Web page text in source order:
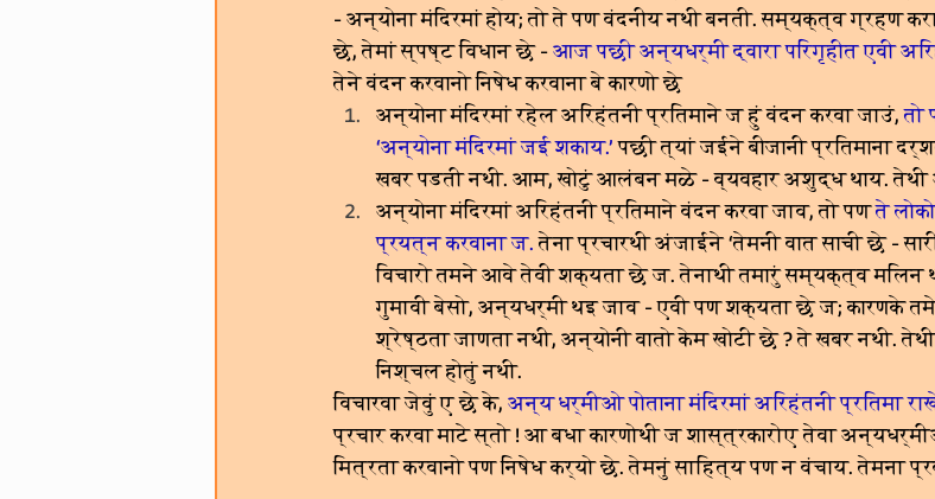
- अन्योना मंदिरमां होय; तो ते पण वंदनीय नथी बनती. सम्यक्त्व ग्रहण
छे, तेमां स्पष्ट विधान छे -आज पछी अन्यधर्मी द्वारा परिगृहीत एवी
तेने वंदन करवानो निषेध करवाना बे कारणो छे
अन्योना मंदिरमां रहेल अरिहंतनी प्रतिमाने ज हुं वंदन करवा जाउं,तो
‘अन्योना मंदिरमां जई शकाय.’पछी त्यां जईने बीजानी प्रतिमाना
खबर पडती नथी. आम, खोटुं आलंबन मळे - व्यवहार अशुद्ध थाय. तेथी
अन्योना मंदिरमां अरिहंतनी प्रतिमाने वंदन करवा जाव, तो पण ते
प्रयत्न करवाना ज.तेना प्रचारथी अंजाईने ‘तेमनी वात साची छे -
विचारो तमने आवे तेवी शक्यता छे ज. तेनाथी तमारुं सम्यक्त्व
गुमावी बेसो, अन्यधर्मी थइ जाव - एवी पण शक्यता छे ज; कारणके
श्रेष्ठता जाणता नथी, अन्योनी वातो केम खोटी छे ? ते खबर नथी.
निश्चल होतुं नथी.
विचारवा जेवुं ए छे के, अन्य धर्मीओ पोताना मंदिरमां अरिहंतनी प्रतिमा
प्रचार करवा माटे स्तो ! आ बधा कारणोथी ज शास्त्रकारोए तेवा
मित्रता करवानो पण निषेध कर्यो छे. तेमनुं साहित्य पण न वंचाय. तेमना